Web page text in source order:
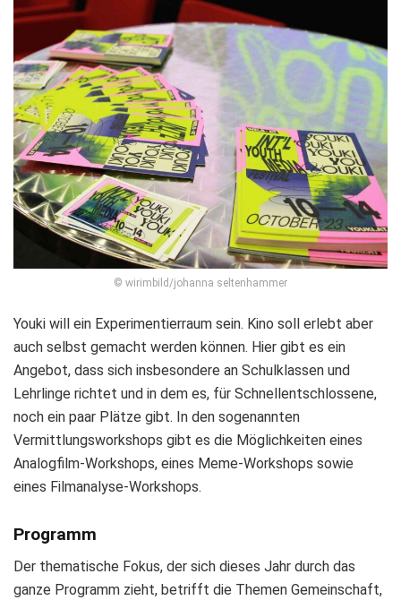
© wirimbild/johanna seltenhammer
Youki will ein Experimentierraum sein. Kino soll erlebt aber
auch selbst gemacht werden können. Hier gibt es ein
Angebot, dass sich insbesondere an Schulklassen und
Lehrlinge richtet und in dem es, für Schnellentschlossene,
noch ein paar Plätze gibt. In den sogenannten
Vermittlungsworkshops gibt es die Möglichkeiten eines
Analogfilm-Workshops, eines Meme-Workshops sowie
eines Filmanalyse-Workshops.
Programm
Der thematische Fokus, der sich dieses Jahr durch das
ganze Programm zieht, betrifft die Themen Gemeinschaft,